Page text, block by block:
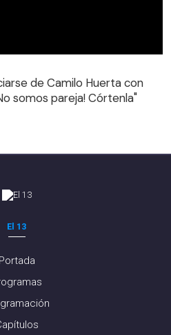
somos pareja! Córtenla"
de Camilo Huerta con
somos pareja! Córtenla"
El 13
Portada